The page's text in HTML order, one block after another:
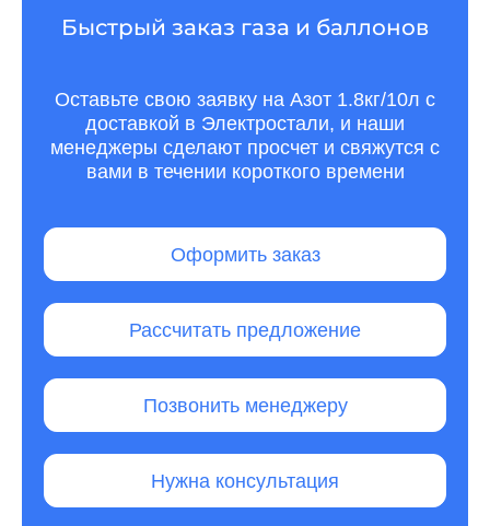
Быстрый заказ газа и баллонов
Оставьте свою заявку на Азот 1.8кг/10л с
доставкой в Электростали, и наши
менеджеры сделают просчет и свяжутся с
вами в течении короткого времени
Оформить заказ
Рассчитать предложение
Позвонить менеджеру
Нужна консультация